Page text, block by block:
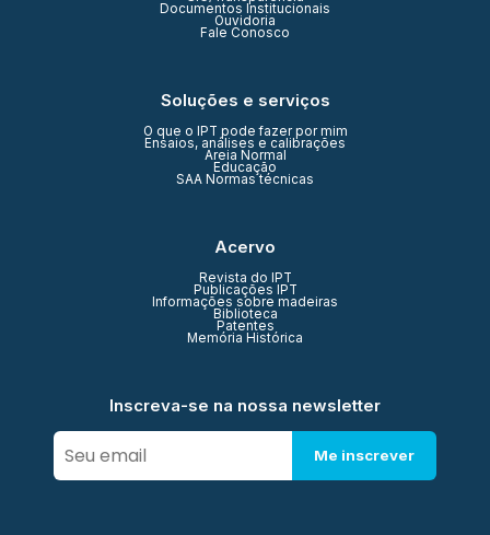
Documentos Institucionais
Ouvidoria
Fale Conosco
Soluções e serviços
O que o IPT pode fazer por mim
Ensaios, análises e calibrações
Areia Normal
Educação
SAA Normas técnicas
Acervo
Revista do IPT
Publicações IPT
Informações sobre madeiras
Biblioteca
Patentes
Memória Histórica
Inscreva-se na nossa newsletter
Me inscrever